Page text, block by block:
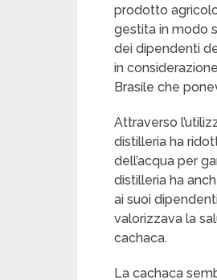
prodotto
gestita in modo
dei dipendenti
in
Brasile che
Attraverso
distilleria ha
dell’acqua per
distilleria ha
ai suoi
valorizzava la
cachaca.
La cachaca